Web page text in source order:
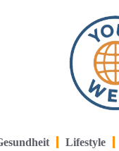
Lifestyle